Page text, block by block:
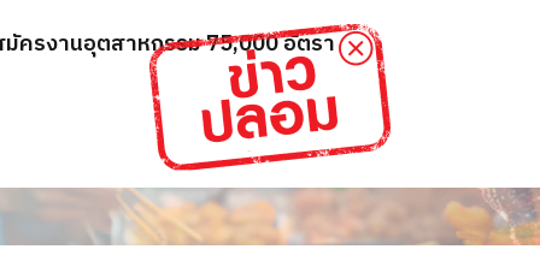
มัครงานอุตสาหกรรม 75,000 อัตรา